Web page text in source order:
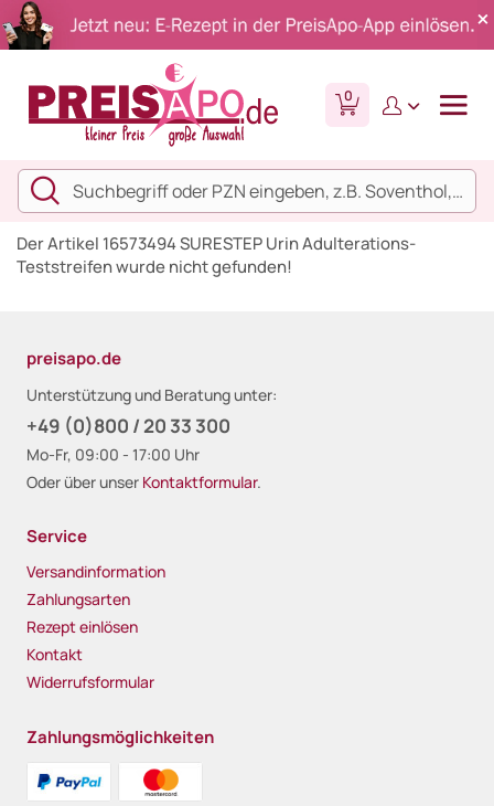
0
Der Artikel 16573494 SURESTEP Urin Adulterations-
Teststreifen wurde nicht gefunden!
preisapo.de
Unterstützung und Beratung unter:
+49 (0)800 / 20 33 300
Mo-Fr, 09:00 - 17:00 Uhr
Oder über unser Kontaktformular.
Service
Versandinformation
Zahlungsarten
Rezept einlösen
Kontakt
Widerrufsformular
Zahlungsmöglichkeiten